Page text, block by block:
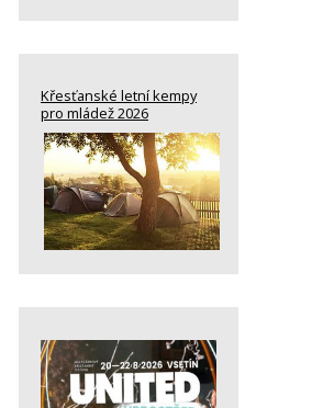
Křesťanské letní kempy
pro mládež 2026